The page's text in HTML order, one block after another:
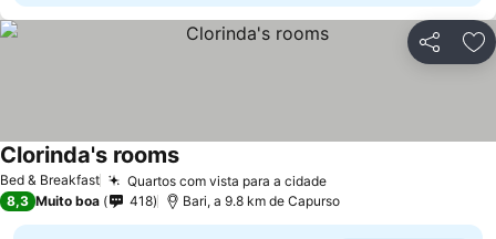
Partilhar
Bed & Breakfast Quartos com vista para a cidade
Clorinda's rooms
8,3 Muito boa 418 Bari, a 9.8 km de Capurso